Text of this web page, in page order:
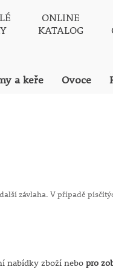
ONLINE
KATALOG
a keře Ovoce
závlaha. V případě
klidu. Začátek zasílání
některých druhů
nabídky zboží nebo pro